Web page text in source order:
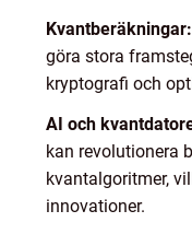
Kvantberäkningar:
göra stora
kryptografi och
AI och
kan revolutionera
kvantalgoritmer,
innovationer.